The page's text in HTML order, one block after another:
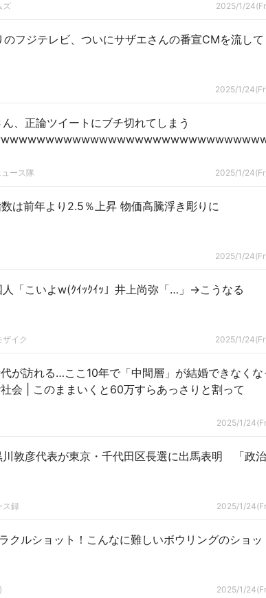
ズ 2025/1/
フジテレビ、ついにサザエさんの番宣CMを流して
2025/1/
ん、正論ツイートにブチ切れてしまう
ース隊 2025/1/
は前年より2.5％上昇 物価高騰浮き彫りに
2025/1/
人「こいよw(ｸｲｯｸｲｯ」井上尚弥「…」→こうなる
イク 2025/1/
が訪れる…ここ10年で「中間層」が結婚できなくな
事こそが少子化の最大の要因 #社会 | このままいくと60万すらあっさりと割って
2025/1/
川敦彦代表が東京・千代田区長選に出馬表明 「政
ス録 2025/1/
クルショット！こんなに難しいボウリングのショッ
2025/1/